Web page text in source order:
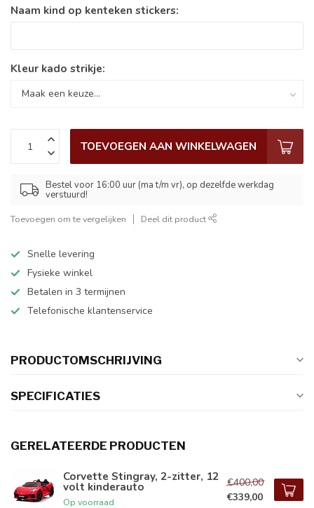
Naam kind op kenteken stickers:
Kleur kado strikje:
TOEVOEGEN AAN WINKELWAGEN
Bestel voor 16:00 uur (ma t/m vr), op dezelfde werkdag
verstuurd!
Toevoegen om te vergelijken Deel dit product
Snelle levering
Fysieke winkel
Betalen in 3 termijnen
Telefonische klantenservice
PRODUCTOMSCHRIJVING
SPECIFICATIES
GERELATEERDE PRODUCTEN
Corvette Stingray, 2-zitter, 12
volt kinderauto
Op voorraad
€400,00
€339,00